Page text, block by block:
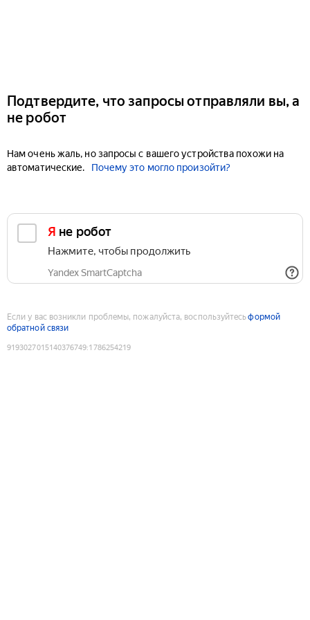
Подтвердите, что запросы отправляли вы, а
не робот
Нам очень жаль, но запросы с вашего устройства похожи на
автоматические.
Почему это могло произойти?
Я не робот
Нажмите, чтобы продолжить
Yandex SmartCaptcha
Если у вас возникли проблемы, пожалуйста, воспользуйтесьформой
обратной связи
9193027015140376749:1786254219